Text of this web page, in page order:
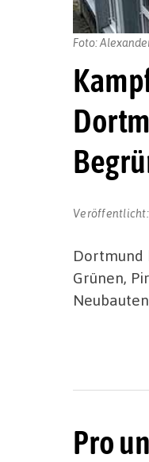
Veröffentlicht:
Foto:
Dortmund
Grünen,
Pro